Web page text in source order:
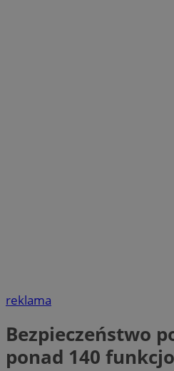
reklama
Bezpieczeństwo
ponad 140